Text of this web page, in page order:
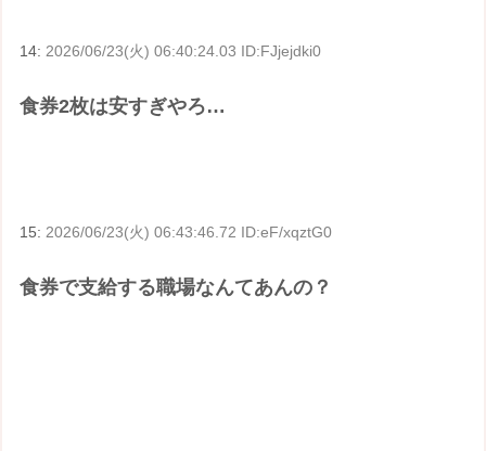
14: 2026/06/23(火) 06:40:24.03 ID:FJjejdki0
食券2枚は安すぎやろ…
15:2026/06/23(火) 06:43:46.72 ID:eF/xqztG0
食券で支給する職場なんてあんの？